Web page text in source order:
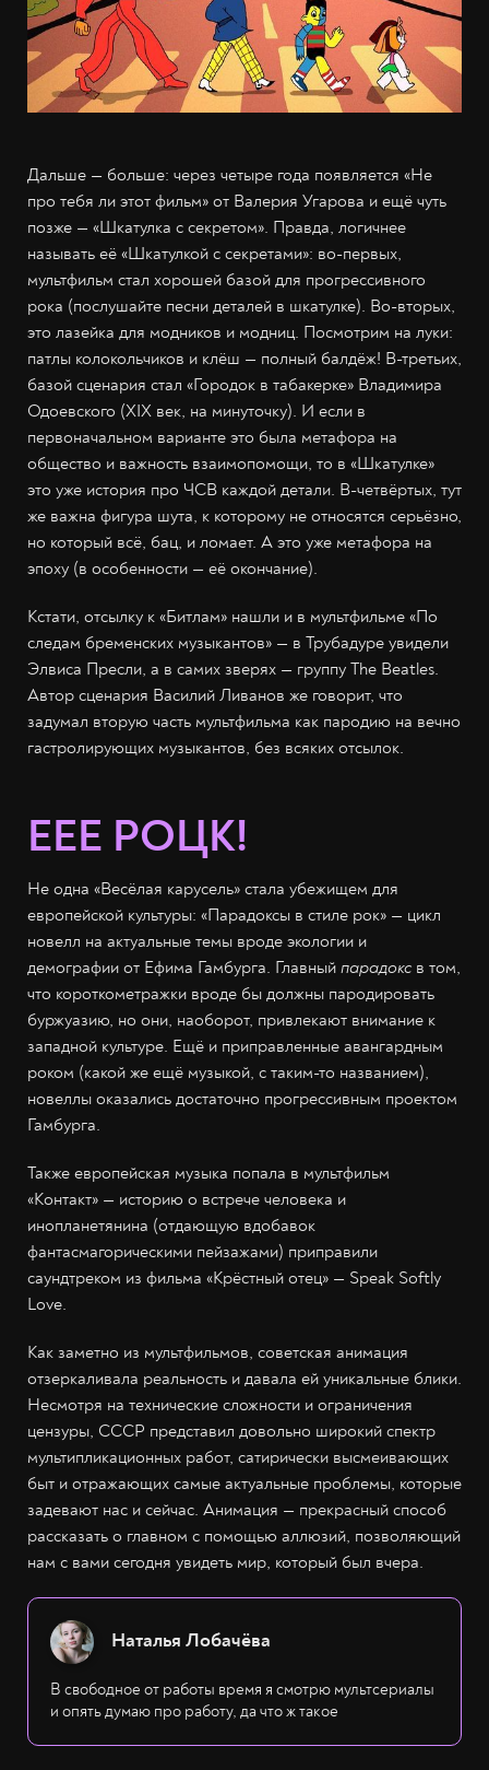
Дальше — больше: через четыре года появляется «Не
про тебя ли этот фильм» от Валерия Угарова и ещё чуть
позже — «Шкатулка с секретом». Правда, логичнее
называть её «Шкатулкой с секретами»: во-первых,
мультфильм стал хорошей базой для прогрессивного
рока (послушайте песни деталей в шкатулке). Во-вторых,
это лазейка для модников и модниц. Посмотрим на луки:
патлы колокольчиков и клёш — полный балдёж! В-третьих,
базой сценария стал «Городок в табакерке» Владимира
Одоевского (XIX век, на минуточку). И если в
первоначальном варианте это была метафора на
общество и важность взаимопомощи, то в «Шкатулке»
это уже история про ЧСВ каждой детали. В-четвёртых, тут
же важна фигура шута, к которому не относятся серьёзно,
но который всё, бац, и ломает. А это уже метафора на
эпоху (в особенности — её окончание).
Кстати, отсылку к «Битлам» нашли и в мультфильме «По
следам бременских музыкантов» — в Трубадуре увидели
Элвиса Пресли, а в самих зверях — группу The Beatles.
Автор сценария Василий Ливанов же говорит, что
задумал вторую часть мультфильма как пародию на вечно
гастролирующих музыкантов, без всяких отсылок.
ЕЕЕ РОЦК!
Не одна «Весёлая карусель» стала убежищем для
европейской культуры: «Парадоксы в стиле рок» — цикл
новелл на актуальные темы вроде экологии и
демографии от Ефима Гамбурга. Главный парадокс в том,
что короткометражки вроде бы должны пародировать
буржуазию, но они, наоборот, привлекают внимание к
западной культуре. Ещё и приправленные авангардным
роком (какой же ещё музыкой, с таким-то названием),
новеллы оказались достаточно прогрессивным проектом
Гамбурга.
Также европейская музыка попала в мультфильм
«Контакт» — историю о встрече человека и
инопланетянина (отдающую вдобавок
фантасмагорическими пейзажами) приправили
саундтреком из фильма «Крёстный отец» — Speak Softly
Love.
Как заметно из мультфильмов, советская анимация
отзеркаливала реальность и давала ей уникальные блики.
Несмотря на технические сложности и ограничения
цензуры, СССР представил довольно широкий спектр
мультипликационных работ, сатирически высмеивающих
быт и отражающих самые актуальные проблемы, которые
задевают нас и сейчас. Анимация — прекрасный способ
рассказать о главном с помощью аллюзий, позволяющий
нам с вами сегодня увидеть мир, который был вчера.
Наталья Лобачёва
В свободное от работы время я смотрю мультсериалы
и опять думаю про работу, да что ж такое